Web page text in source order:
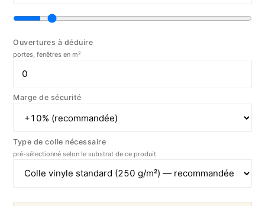
Ouvertures à déduire
portes, fenêtres en m²
Marge de sécurité
Type de colle nécessaire
pré-sélectionné selon le substrat de ce produit